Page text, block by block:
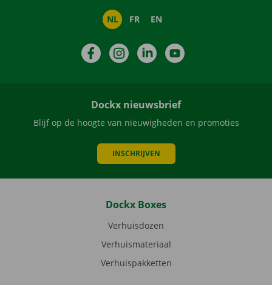
NL FR EN
FacebookInstagramLinkedIn
Dockx nieuwsbrief
Blijf op de hoogte van nieuwigheden en promoties
INSCHRIJVEN
Dockx Boxes
Verhuisdozen
Verhuismateriaal
Verhuispakketten